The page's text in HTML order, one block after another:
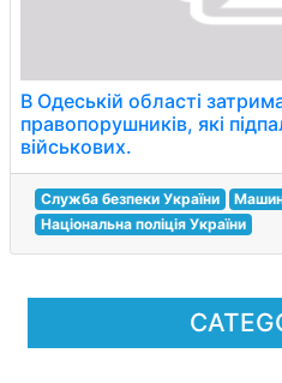
В Одеській області
правопорушників, які
військових.
Служба безпеки України
Національна поліція України